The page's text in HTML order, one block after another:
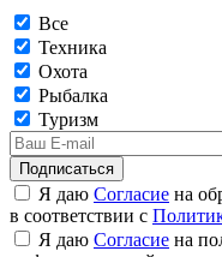
Все
Техника
Охота
Рыбалка
Туризм
Подписаться
Я даю Согласие на
в соответствии с
Я даю Согласие на